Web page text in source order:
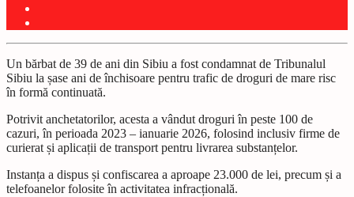
Un bărbat de 39 de ani din Sibiu a fost condamnat de Tribunalul
Sibiu la șase ani de închisoare pentru trafic de droguri de mare risc
în formă continuată.
Potrivit anchetatorilor, acesta a vândut droguri în peste 100 de
cazuri, în perioada 2023 – ianuarie 2026, folosind inclusiv firme de
curierat și aplicații de transport pentru livrarea substanțelor.
Instanța a dispus și confiscarea a aproape 23.000 de lei, precum și a
telefoanelor folosite în activitatea infracțională.